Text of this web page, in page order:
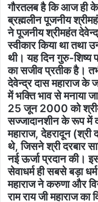
गौरतलब है कि आज ही
ब्रह्मलीन पूजनीय
ने पूजनीय श्रीमहंत
स्वीकार किया था तथा
थी। यह दिन गुरु-शिष्य
का सजीव प्रतीक है।
देवेन्द्र दास महाराज
में भक्ति भाव से मनाया
25 जून 2000 को
सज्जादानशीन के रूप में
महाराज, देहरादून (श्री
थे, जिसने श्री दरबार
नई ऊर्जा प्रदान की।
सेवाधर्म ही सबसे बड़ा
महाराज ने करुणा और
राम राय जी महाराज